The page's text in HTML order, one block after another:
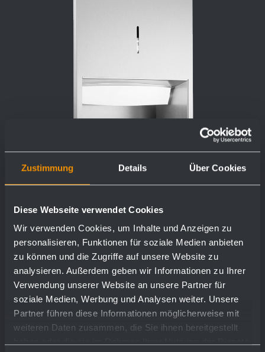
Zustimmung Details Über Cookies
Diese Webseite verwendet Cookies
Wir verwenden Cookies, um Inhalte und Anzeigen zu
personalisieren, Funktionen für soziale Medien anbieten
zu können und die Zugriffe auf unsere Website zu
analysieren. Außerdem geben wir Informationen zu Ihrer
Verwendung unserer Website an unsere Partner für
soziale Medien, Werbung und Analysen weiter. Unsere
Partner führen diese Informationen möglicherweise mit
weiteren Daten zusammen, die Sie ihnen bereitgestellt
Paper towel dispenser WP112
298 x 448 x 120 mm
ca. 500 paper towels
show more